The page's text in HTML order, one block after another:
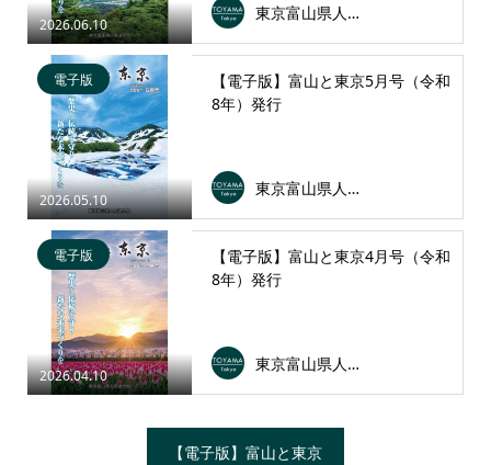
2026.06.10
東京富山県人会連合会
2026.05.10
電子版
【電子版】富山と東京5月号（令和
8年）発行
東京富山県人会連合会
2026.04.10
電子版
【電子版】富山と東京4月号（令和
8年）発行
東京富山県人会連合会
【電子版】富山と東京